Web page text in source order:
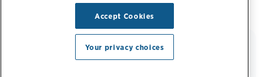
64% 82%
Accept Cookies
Your privacy choices